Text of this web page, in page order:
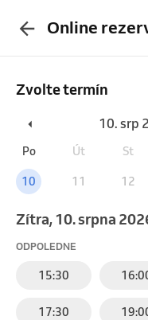
Online
Zvolte termín
10. srp
Po Út St
10 11 12
Zítra, 10. srpna
ODPOLEDNE
15:30
17:30